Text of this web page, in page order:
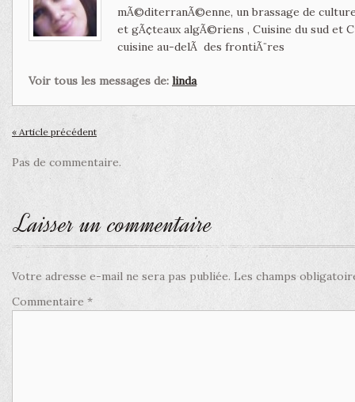
mÃ©diterranÃ©enne, un brassage de
et gÃ¢teaux algÃ©riens , Cuisine du sud et
cuisine au-delÃ des frontiÃ¨res
Voir tous les messages de: linda
« Article précédent
Pas de commentaire.
Laisser un commentaire
Votre adresse e-mail ne sera pas publiée. Les champs
Commentaire *